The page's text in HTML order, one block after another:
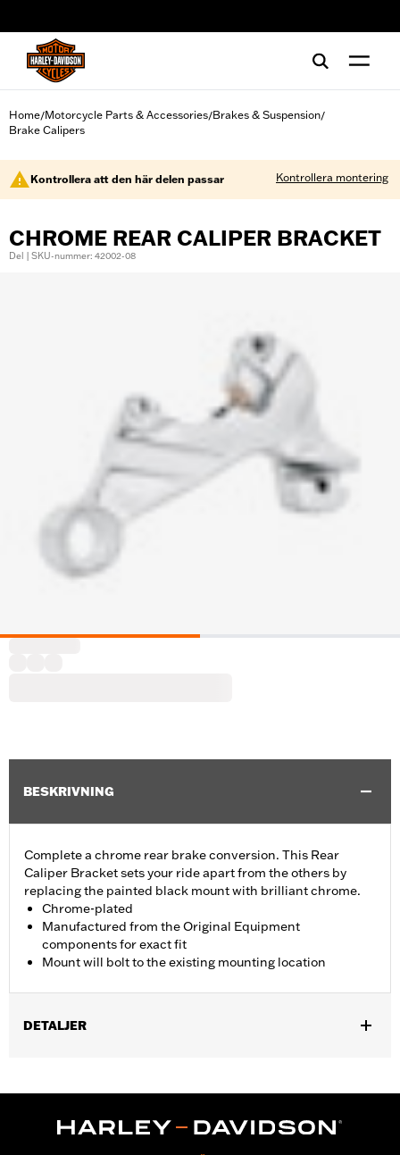
Home/Motorcycle Parts & Accessories/Brakes & Suspension/
Brake Calipers
Kontrollera att den här delen passar Kontrollera montering
CHROME REAR CALIPER BRACKET
Del | SKU-nummer: 42002-08
BESKRIVNING
Complete a chrome rear brake conversion. This Rear
Caliper Bracket sets your ride apart from the others by
replacing the painted black mount with brilliant chrome.
Chrome-plated
Manufactured from the Original Equipment
components for exact fit
Mount will bolt to the existing mounting location
DETALJER
Sold In Units:Each
Mounting bracket only